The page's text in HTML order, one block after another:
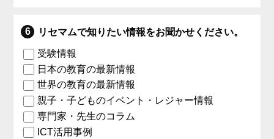
リセマムで知りたい情報をお聞かせください。
受験情報
日本の教育の最新情報
世界の教育の最新情報
親子・子どものイベント・レジャー情報
専門家・先生のコラム
ICT活用事例